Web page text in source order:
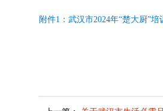
附件1：武汉市2024年“楚大厨”